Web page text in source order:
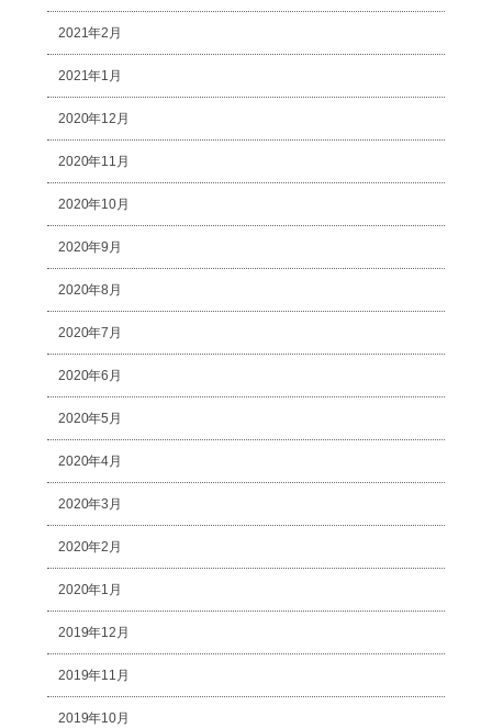
2021年2月
2021年1月
2020年12月
2020年11月
2020年10月
2020年9月
2020年8月
2020年7月
2020年6月
2020年5月
2020年4月
2020年3月
2020年2月
2020年1月
2019年12月
2019年11月
2019年10月